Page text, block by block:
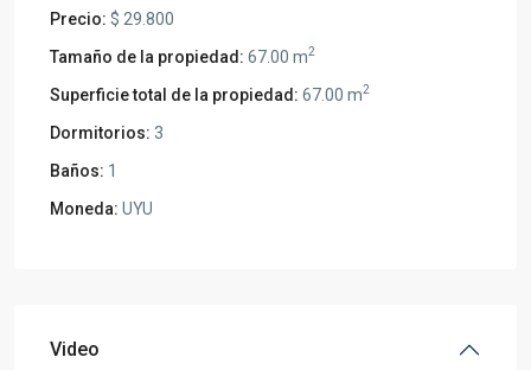
Precio: $ 29.800
Tamaño de la propiedad: 67.00 m2
Superficie total de la propiedad: 67.00 m2
Dormitorios: 3
Baños: 1
Moneda: UYU
Video